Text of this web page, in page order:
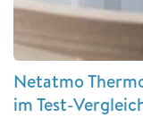
Netatmo
im Test-